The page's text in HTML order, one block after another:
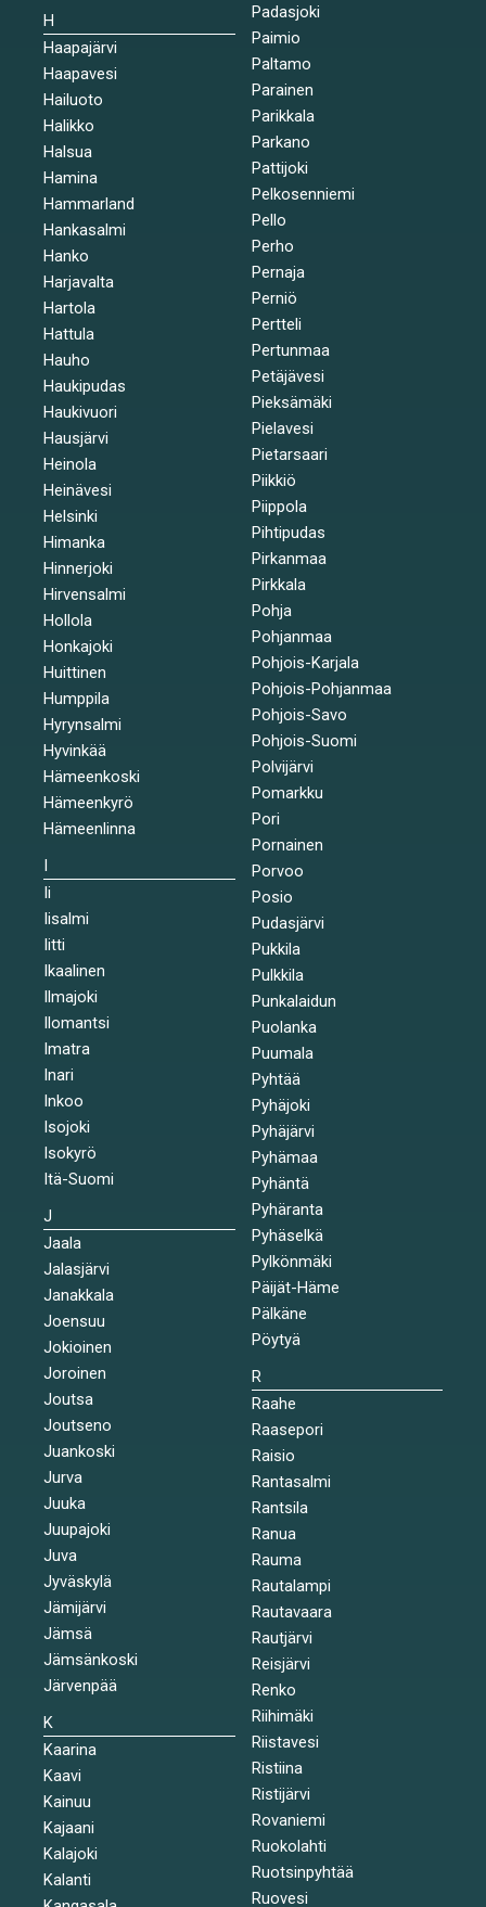
H
Haapajärvi
Haapavesi
Hailuoto
Halikko
Halsua
Hamina
Hammarland
Hankasalmi
Hanko
Harjavalta
Hartola
Hattula
Hauho
Haukipudas
Haukivuori
Hausjärvi
Heinola
Heinävesi
Helsinki
Himanka
Hinnerjoki
Hirvensalmi
Hollola
Honkajoki
Huittinen
Humppila
Hyrynsalmi
Hyvinkää
Hämeenkoski
Hämeenkyrö
Hämeenlinna
I
Ii
Iisalmi
Iitti
Ikaalinen
Ilmajoki
Ilomantsi
Imatra
Inari
Inkoo
Isojoki
Isokyrö
Itä-Suomi
J
Jaala
Jalasjärvi
Janakkala
Joensuu
Jokioinen
Joroinen
Joutsa
Joutseno
Juankoski
Jurva
Juuka
Juupajoki
Juva
Jyväskylä
Jämijärvi
Jämsä
Jämsänkoski
Järvenpää
K
Kaarina
Kaavi
Kainuu
Kajaani
Kalajoki
Kalanti
Padasjoki
Paimio
Paltamo
Parainen
Parikkala
Parkano
Pattijoki
Pelkosenniemi
Pello
Perho
Pernaja
Perniö
Pertteli
Pertunmaa
Petäjävesi
Pieksämäki
Pielavesi
Pietarsaari
Piikkiö
Piippola
Pihtipudas
Pirkanmaa
Pirkkala
Pohja
Pohjanmaa
Pohjois-Karjala
Pohjois-Pohjanmaa
Pohjois-Savo
Pohjois-Suomi
Polvijärvi
Pomarkku
Pori
Pornainen
Porvoo
Posio
Pudasjärvi
Pukkila
Pulkkila
Punkalaidun
Puolanka
Puumala
Pyhtää
Pyhäjoki
Pyhäjärvi
Pyhämaa
Pyhäntä
Pyhäranta
Pyhäselkä
Pylkönmäki
Päijät-Häme
Pälkäne
Pöytyä
R
Raahe
Raasepori
Raisio
Rantasalmi
Rantsila
Ranua
Rauma
Rautalampi
Rautavaara
Rautjärvi
Reisjärvi
Renko
Riihimäki
Riistavesi
Ristiina
Ristijärvi
Rovaniemi
Ruokolahti
Ruotsinpyhtää
Ruovesi